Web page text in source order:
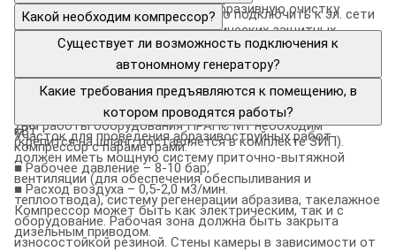
процесс, объединяющий термоабразивную очистку
поверхности и нанесение металлических защитных
покрытий (цинк, алюминий, алюмoцинк, медь и смеси) в
одном аппарате с использованием сверхзвуковой
газодинамической струи.
Оборудование ПРАНС необходимо подключить к эл. сети
220В при помощи штатного разъема (вилки), и
подключить к источнику сжатого воздуха (компрессору)
при помощи воздушного шланга высокого давления
Ø32мм 16 бар, соединение шланга к установке происходит
через БРС «А-125» (находится на установке) и «С-125»
(крепится на шланг, поставляется в комплекте ЗИП).
Какой необходим компрессор?
Для работы оборудования ПРАНС С1, ПРАНС 2023, ГТД-5
необходим компрессор с параметрами:
■ Рабочее давление – 8-10 бар;
Для работы оборудования ПРАНС М1 необходим
компрессор с параметрами:
■ Рабочее давление – 8-10 бар;
■ Расход воздуха – 0,5-2,0 м3/мин.
Компрессор может быть как электрическим, так и с
дизельным приводом.
Существует ли возможность подключения к
автономному генератору?
Для работы ПРАНС можно использовать «генераторы»
или «преобразователи 12/220В» мощностью не менее 1
кВт.
Какие требования предъявляются к помещению, в
котором проводятся работы?
Участок для проведения абразивоструйных работ
должен иметь мощную систему приточно-вытяжной
вентиляции (для обеспечения обеспыливания и
теплоотвода), систему регенерации абразива, такелажное
оборудование. Рабочая зона должна быть закрыта
износостойкой резиной. Стены камеры в зависимости от